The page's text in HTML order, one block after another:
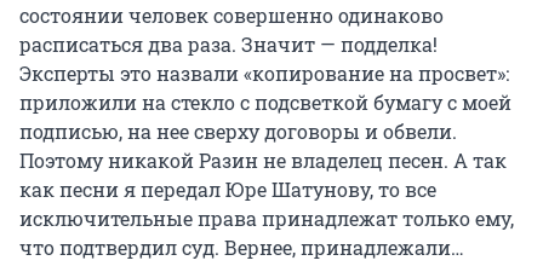
состоянии человек совершенно одинаково
расписаться два раза. Значит — подделка!
Эксперты это назвали «копирование на просвет»:
приложили на стекло с подсветкой бумагу с моей
подписью, на нее сверху договоры и обвели.
Поэтому никакой Разин не владелец песен. А так
как песни я передал Юре Шатунову, то все
исключительные права принадлежат только ему,
что подтвердил суд. Вернее, принадлежали…